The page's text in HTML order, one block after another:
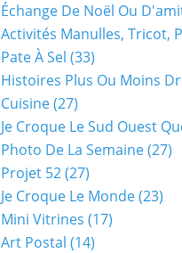
Échange De Noël Ou
Activités Manulles, Tricot,
Pate À Sel (33)
Histoires Plus Ou Moins
Cuisine(27)
Je Croque Le Sud Ouest
Photo De La Semaine(27)
Projet 52(27)
Je Croque Le Monde(23)
Mini Vitrines (17)
Art Postal (14)